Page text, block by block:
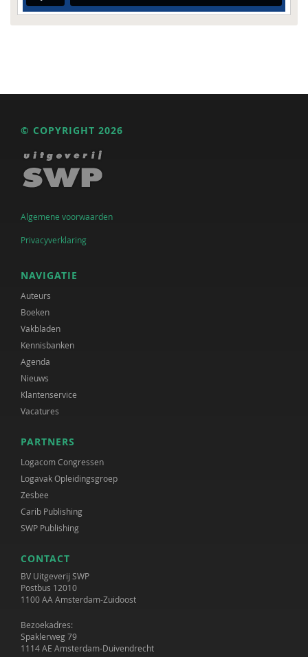
© COPYRIGHT 2026
Algemene voorwaarden
Privacyverklaring
NAVIGATIE
Auteurs
Boeken
Vakbladen
Kennisbanken
Agenda
Nieuws
Klantenservice
Vacatures
PARTNERS
Logacom Congressen
Logavak Opleidingsgroep
Zesbee
Carib Publishing
SWP Publishing
CONTACT
BV Uitgeverij SWP
Postbus 12010
1100 AA Amsterdam-Zuidoost
Bezoekadres:
Spaklerweg 79
1114 AE Amsterdam-Duivendrecht